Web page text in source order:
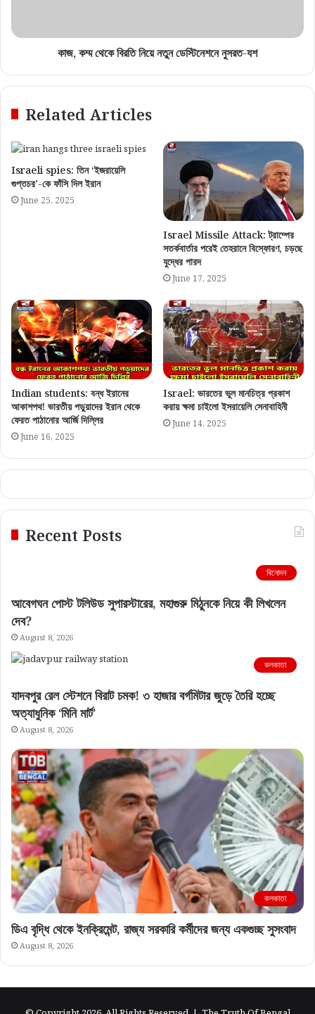
কাজ, কম্ম থেকে বিরতি নিয়ে নতুন ডেস্টিনেশনে নুসরত-যশ
Related Articles
Israeli spies: তিন ‘ইজরায়েলি
গুপ্তচর’-কে ফাঁসি দিল ইরান
June 25, 2025
Israel Missile Attack: ট্রাম্পের
সতর্কবার্তার পরেই তেহরানে বিস্ফোরণ, চড়ছে
যুদ্ধের পারদ
June 17, 2025
Indian students: বন্ধ ইরানের
আকাশপথ! ভারতীয় পড়ুয়াদের ইরান থেকে
ফেরত পাঠানোর আর্জি দিল্লির
June 16, 2025
Israel: ভারতের ভুল মানচিত্র প্রকাশ
করায় ক্ষমা চাইলো ইসরায়েলি সেনাবাহিনী
June 14, 2025
Recent Posts
বিনোদন
আবেগঘন পোস্ট টলিউড সুপারস্টারের, মহাগুরু মিঠুনকে নিয়ে কী লিখলেন
দেব?
August 8, 2026
কলকাতা
যাদবপুর রেল স্টেশনে বিরাট চমক! ৩ হাজার বর্গমিটার জুড়ে তৈরি হচ্ছে
অত্যাধুনিক ‘মিনি মার্ট’
August 8, 2026
কলকাতা
ডিএ বৃদ্ধি থেকে ইনক্রিমেন্ট, রাজ্য সরকারি কর্মীদের জন্য একগুচ্ছ সুসংবাদ
August 8, 2026